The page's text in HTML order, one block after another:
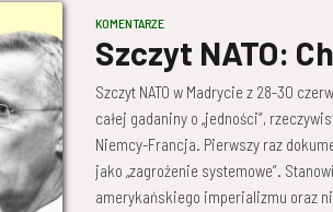
KOMENTARZE
Szczyt NATO:
Szczyt NATO w Madrycie z 28-30
całej gadaniny o „jedności”,
Niemcy-Francja. Pierwszy raz
jako „zagrożenie systemowe”.
amerykańskiego imperializmu oraz